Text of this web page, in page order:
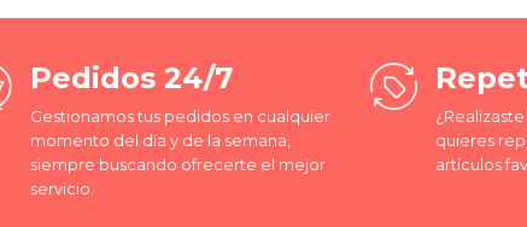
Pedidos 24/7
Gestionamos tus pedidos en cualquier
momento del día y de la semana,
siempre buscando ofrecerte el mejor
servicio.
quieres
artículos